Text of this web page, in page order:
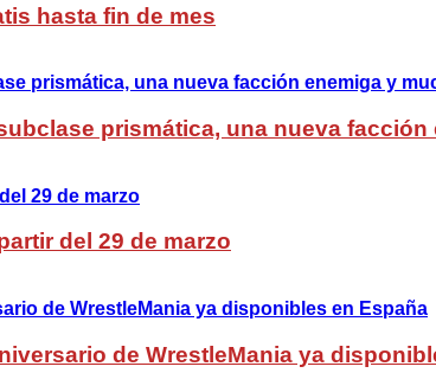
hasta fin de mes
prismática, una nueva
del 29 de marzo
de WrestleMania ya